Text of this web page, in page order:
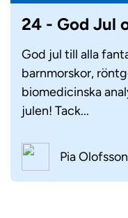
24 - God Jul
God jul till alla
barnmorskor,
biomedicinska
julen! Tack...
Pia Olofsson